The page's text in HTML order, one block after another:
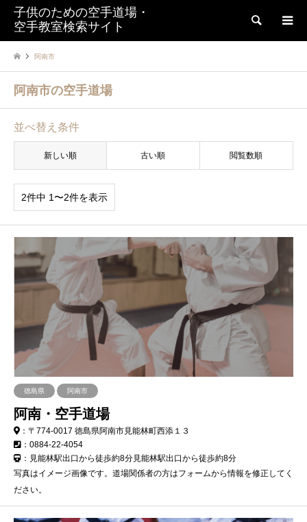
子供のための空手道場・
空手教室検索サイト
検索
阿南市
阿南市の空手道場
並べ替え条件
新しい順 古い順 閲覧数順
2件中 1〜2件を表示
徳島県 阿南市
阿南・空手道場
：〒774-0017 徳島県阿南市見能林町西添１３
：0884-22-4054
：見能林駅出口から徒歩約8分見能林駅出口から徒歩約8分
写真はイメージ画像です。道場関係者の方はフォームから情報を修正してく
ださい。